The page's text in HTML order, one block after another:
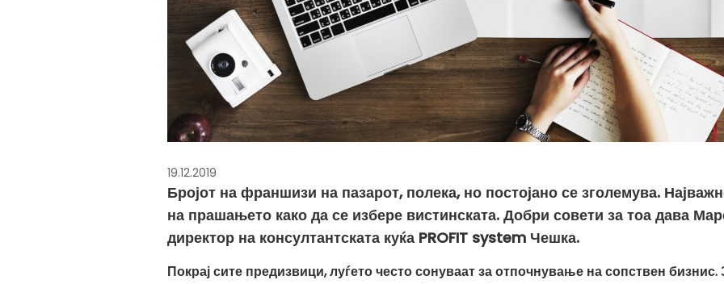
19.12.2019
Бројот на франшизи на пазарот, полека, но постојано се зголемува.
на прашањето како да се избере вистинската. Добри совети за тоа дава
директор на консултантската куќа PROFIT system Чешка.
Покрај сите предизвици, луѓето често сонуваат за отпочнување на сопствен бизнис.